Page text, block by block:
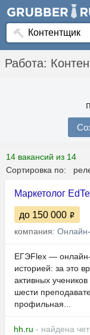
Работа:
14 вакансий из 14
Сортировка по:
Маркетолог
до 150 000
компания:
ЕГЭFlex —
историей: за это
активных
шести
профильная...
hh.ru - найдена